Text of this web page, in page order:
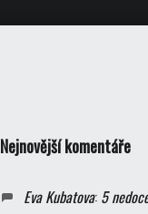
Nejnovější komentáře
Eva Kubatova: 5